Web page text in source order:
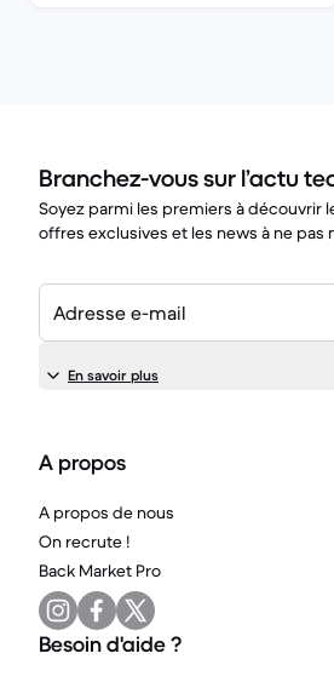
Branchez-vous sur l’actu
Soyez parmi les premiers à découvrir
offres exclusives et les news à ne pas
Adresse e-mail
En savoir plus
A propos
A propos de nous
On recrute !
Back Market Pro
Besoin d'aide ?